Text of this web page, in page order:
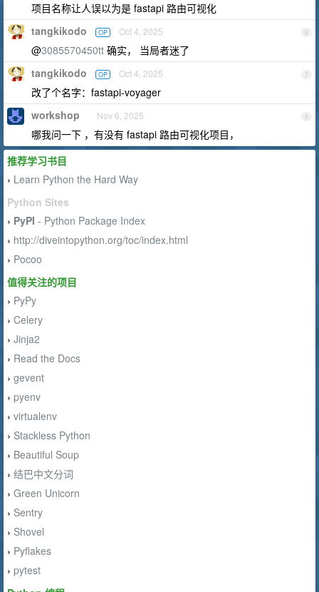
项目名称让人误以为是 fastapi 路由可视化
6
tangkikodo OP Oct 4, 2025
@3085570450tt 确实， 当局者迷了
7
tangkikodo OP Oct 4, 2025
改了个名字：fastapi-voyager
8
workshop Nov 6, 2025
哪我问一下 ，有没有 fastapi 路由可视化项目，
推荐学习书目
› Learn Python the Hard Way
Python Sites
› PyPI - Python Package Index
› http://diveintopython.org/toc/index.html
› Pocoo
值得关注的项目
› PyPy
› Celery
› Jinja2
› Read the Docs
› gevent
› pyenv
› virtualenv
› Stackless Python
› Beautiful Soup
› 结巴中文分词
› Green Unicorn
› Sentry
› Shovel
› Pyflakes
› pytest